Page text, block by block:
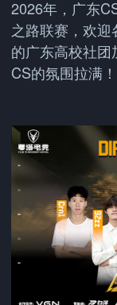
2026年，广东
之路联赛，欢
的广东高校社
CS的氛围拉满！